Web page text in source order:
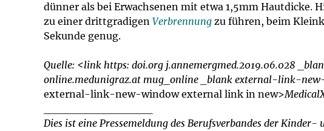
dünner als bei Erwachsenen mit etwa 1,5mm Hautdicke.
zu einer drittgradigen Verbrennung zu führen, beim
Sekunde genug.
Quelle: <link https: doi.org j.annemergmed.2019.06.028
online.medunigraz.at mug_online _blank external-link-
external-link-new-window external link in new>
Dies ist eine Pressemeldung des Berufsverbandes der